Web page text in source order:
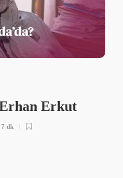
Erkut
7 dk